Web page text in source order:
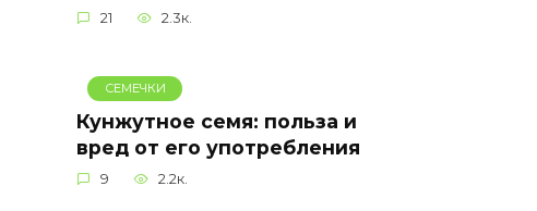
21 2.3к.
СЕМЕЧКИ
Кунжутное семя: польза и
вред от его употребления
9 2.2к.